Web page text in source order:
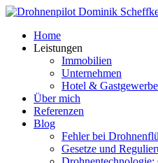
Home
Leistungen
Immobilien
Unternehmen
Hotel & Gastgewerbe
Über mich
Referenzen
Blog
Fehler bei
Gesetze und